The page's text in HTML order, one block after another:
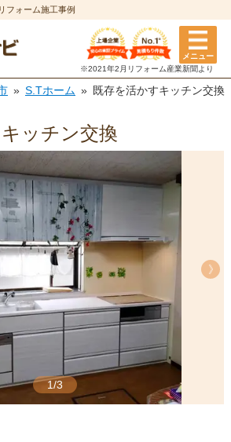
フォーム施工事例
メニュー
※2021年2月リフォーム産業新聞より
S.Tホーム 既存を活かすキッチン交換
ッチン交換
1/3
《